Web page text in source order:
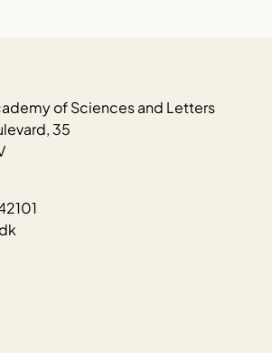
of Sciences and Letters
35